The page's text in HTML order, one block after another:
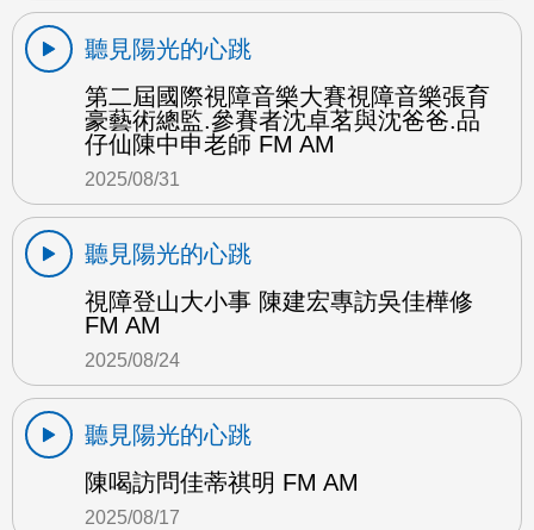
聽見陽光的心跳
第二屆國際視障音樂大賽視障音樂張育
豪藝術總監.參賽者沈卓茗與沈爸爸.品
仔仙陳中申老師 FM AM
2025/08/31
聽見陽光的心跳
視障登山大小事 陳建宏專訪吳佳樺修
FM AM
2025/08/24
聽見陽光的心跳
陳喝訪問佳蒂祺明 FM AM
2025/08/17